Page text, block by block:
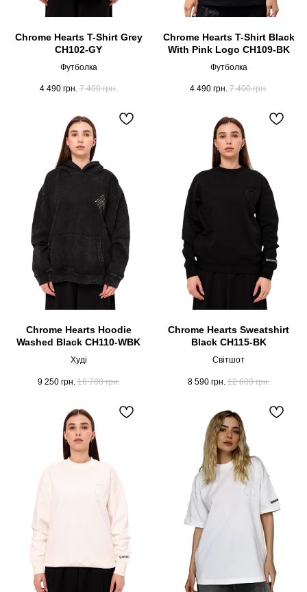
Chrome Hearts T-Shirt Grey
CH102-GY
Футболка
4 490 грн. 7 400 грн.
Chrome Hearts T-Shirt Black
With Pink Logo CH109-BK
Футболка
4 490 грн. 7 400 грн.
Chrome Hearts Hoodie
Washed Black CH110-WBK
Худі
9 250 грн. 16 700 грн.
Chrome Hearts Sweatshirt
Black CH115-BK
Світшот
8 590 грн. 12 600 грн.